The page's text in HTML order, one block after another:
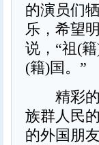
的演员们
乐，希望
说，“祖(
(籍)国。”
精彩的
族群人民
的外国朋